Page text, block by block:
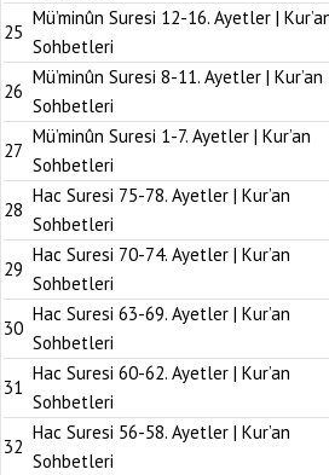
25
Mü’minûn Suresi 12-16. Ayetler |
Sohbetleri
26
Mü’minûn Suresi 8-11. Ayetler | Kur’an
Sohbetleri
27
Mü’minûn Suresi 1-7. Ayetler | Kur’an
Sohbetleri
28
Hac Suresi 75-78. Ayetler | Kur’an
Sohbetleri
29
Hac Suresi 70-74. Ayetler | Kur’an
Sohbetleri
30
Hac Suresi 63-69. Ayetler | Kur’an
Sohbetleri
31
Hac Suresi 60-62. Ayetler | Kur’an
Sohbetleri
32
Hac Suresi 56-58. Ayetler | Kur’an
Sohbetleri